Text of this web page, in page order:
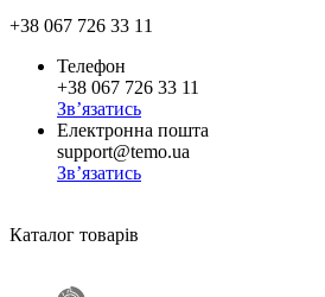
+38 067 726 33 11
Телефон
+38 067 726 33 11
Зв’язатись
Електронна пошта
support@temo.ua
Зв’язатись
Каталог товарів